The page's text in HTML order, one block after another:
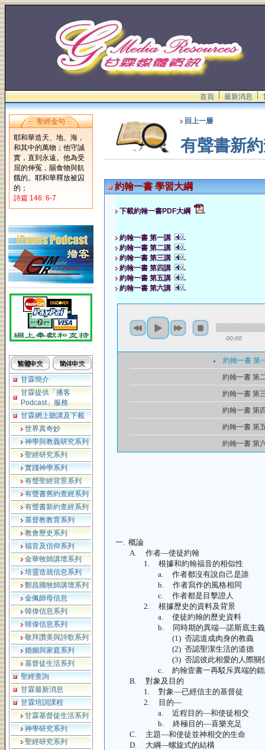
首頁 最新消息
聖經金句
耶和華造天、地、海，
和其中的萬物；他守誠
實，直到永遠。他為受
屈的伸冤，賜食物與飢
餓的。耶和華釋放被囚
的；
詩篇 146: 6-7
甘霖簡介
甘霖提供「播客
Podcast」服務
甘霖網上聽講及下載
世界真奇妙
神學與教義研究系列
聖經研究系列
實踐神學系列
有聲聖經背景系列
有聲書舊約查經系列
有聲書新約查經系列
基督教教育系列
教會歷史系列
福音及信仰系列
金華牧師講壇系列
培靈造就信息系列
鄭昌國牧師講壇系列
金佩師母信息
韓偉信息系列
韓偉信息系列
敬拜讚美與詩歌系列
婚姻與家庭系列
基督徒生活系列
聖經查詢
甘霖最新消息
甘霖培訓課程
甘霖基督徒生活系列
神學研究系列
聖經研究系列
回上一層
有聲書新
約翰一書 學習大綱
下載約翰一書PDF大綱 .
約翰一書 第一講
.
約翰一書 第二講
.
約翰一書 第三講
.
約翰一書 第四講
.
約翰一書 第五講
.
約翰一書 第六講
.
00:00
約翰一書 第
約翰一書 第
約翰一書 第
約翰一書 第
約翰一書 第
約翰一書 第
一. 概論
A.
作者—使徒約翰
1.
根據和約翰福音的相似性
a.
作者都沒有說自己是誰
b.
作者寫作的風格相同
c.
作者都是目擊證人
2.
根據歷史的資料及背景
a.
使徒約翰的歷史資料
b.
同時期的異端—諾斯底主
(1) 否認道成肉身的教義
(2) 否認聖潔生活的道德
(3) 否認彼此相愛的人際關
c.
約翰壹書一再駁斥異端的
B.
對象及目的
1.
對象—已經信主的基督徒
2.
目的—
a.
近程目的—和使徒相交
b.
終極目的—喜樂充足
C.
主題—和使徒並神相交的生命
D.
大綱—螺旋式的結構